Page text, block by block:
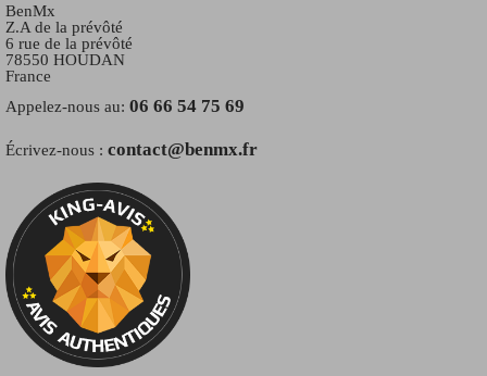
BenMx
Z.A de la prévôté
6 rue de la prévôté
78550 HOUDAN
France
Appelez-nous au: 06 66 54 75 69
Écrivez-nous : contact@benmx.fr